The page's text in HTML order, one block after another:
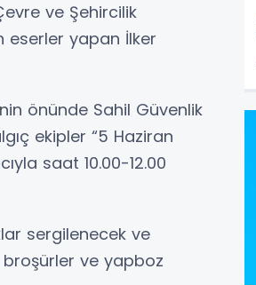
ve Şehircilik
eserler yapan İlker
önünde Sahil Güvenlik
ekipler “5 Haziran
saat 10.00-12.00
sergilenecek ve
ve yapboz